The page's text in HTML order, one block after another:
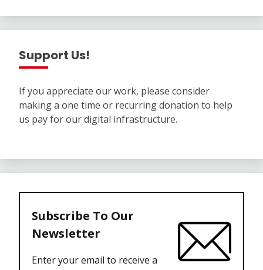
Support Us!
If you appreciate our work, please consider
making a one time or recurring donation to help
us pay for our digital infrastructure.
Subscribe To Our
Newsletter
Enter your email to receive a